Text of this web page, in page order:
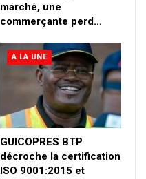
marché, une
commerçante perd…
A LA UNE
GUICOPRES BTP
décroche la certification
ISO 9001:2015 et